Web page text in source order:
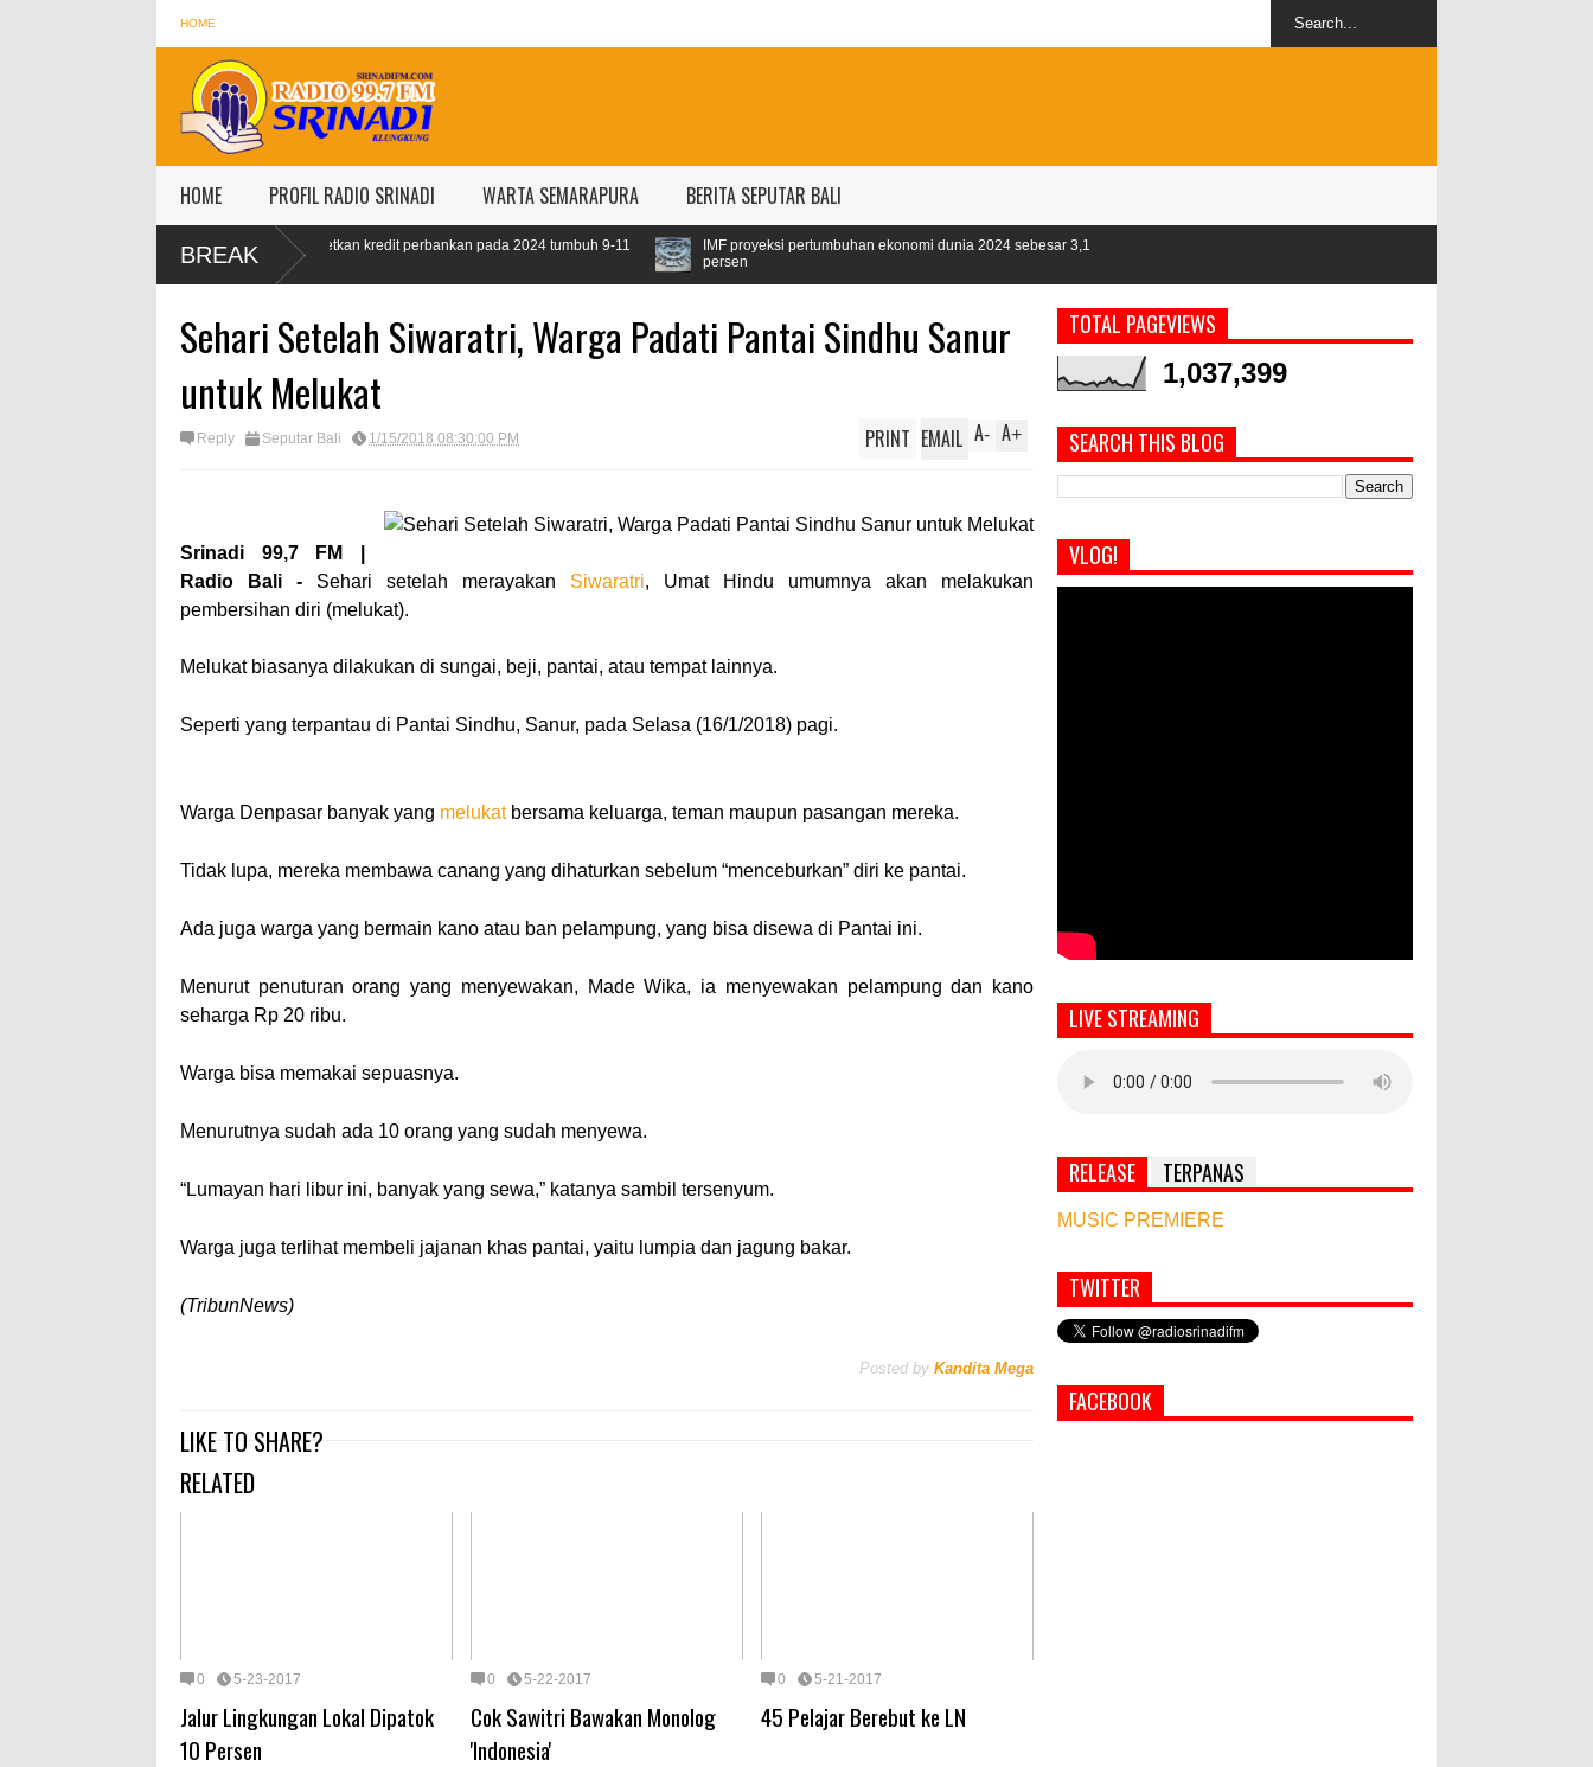
HOME
HOME PROFIL RADIO SRINADI WARTA SEMARAPURA BERITA SEPUTAR BALI
BREAK
OJK targetkan kredit perbankan pada 2024 tumbuh 9-11
persen
IMF proyeksi pertumbuhan ekonomi dunia 2024 sebesar 3,1
Sehari Setelah Siwaratri, Warga Padati Pantai Sindhu Sanur
untuk Melukat
Reply Seputar Bali 1/15/2018 08:30:00 PM A+
A-
PRINT EMAIL
Srinadi 99,7 FM |
Radio Bali - Sehari setelah merayakan Siwaratri, Umat Hindu umumnya akan melakukan
pembersihan diri (melukat).
Melukat biasanya dilakukan di sungai, beji, pantai, atau tempat lainnya.
Seperti yang terpantau di Pantai Sindhu, Sanur, pada Selasa (16/1/2018) pagi.
Warga Denpasar banyak yang melukatbersama keluarga, teman maupun pasangan mereka.
Tidak lupa, mereka membawa canang yang dihaturkan sebelum “menceburkan” diri ke pantai.
Ada juga warga yang bermain kano atau ban pelampung, yang bisa disewa di Pantai ini.
Menurut penuturan orang yang menyewakan, Made Wika, ia menyewakan pelampung dan kano
seharga Rp 20 ribu.
Warga bisa memakai sepuasnya.
Menurutnya sudah ada 10 orang yang sudah menyewa.
“Lumayan hari libur ini, banyak yang sewa,” katanya sambil tersenyum.
Warga juga terlihat membeli jajanan khas pantai, yaitu lumpia dan jagung bakar.
(TribunNews)
Posted by Kandita Mega
LIKE TO SHARE?
RELATED
0 5-23-2017
Jalur Lingkungan Lokal Dipatok
10 Persen
0 5-22-2017
Cok Sawitri Bawakan Monolog
'Indonesia'
0 5-21-2017
45 Pelajar Berebut ke LN
TOTAL PAGEVIEWS
1,037,399
SEARCH THIS BLOG
VLOG!
LIVE STREAMING
RELEASE TERPANAS
MUSIC PREMIERE
World Marketing Forum 2022:
Sustainability dan Kemanusiaan
Panjang
TWITTER
FACEBOOK